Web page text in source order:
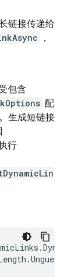
链接传递给
，
包含
配
生成短链接
行
.
.